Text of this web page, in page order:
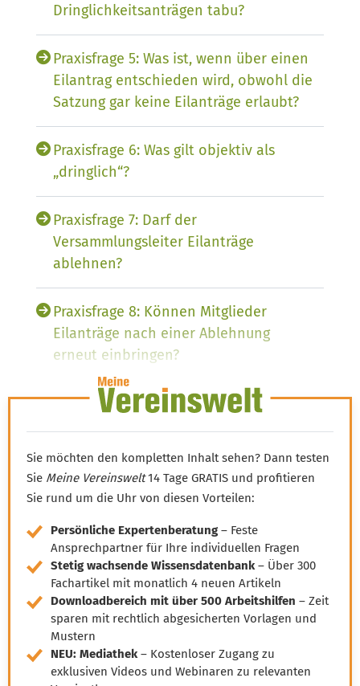
Dringlichkeitsanträgen tabu?
Praxisfrage 5: Was ist, wenn über einen
Eilantrag entschieden wird, obwohl die
Satzung gar keine Eilanträge erlaubt?
Praxisfrage 6: Was gilt objektiv als
„dringlich“?
Praxisfrage 7: Darf der
Versammlungsleiter Eilanträge
ablehnen?
Praxisfrage 8: Können Mitglieder
Eilanträge nach einer Ablehnung
erneut einbringen?
Sie möchten den kompletten Inhalt sehen? Dann testen
Sie Meine Vereinswelt14 Tage GRATIS und profitieren
Sie rund um die Uhr von diesen Vorteilen:
Persönliche Expertenberatung– Feste
Ansprechpartner für Ihre individuellen Fragen
Stetig wachsende Wissensdatenbank– Über 300
Fachartikel mit monatlich 4 neuen Artikeln
Downloadbereich mit über 500 Arbeitshilfen – Zeit
sparen mit rechtlich abgesicherten Vorlagen und
Mustern
NEU: Mediathek– Kostenloser Zugang zu
exklusiven Videos und Webinaren zu relevanten